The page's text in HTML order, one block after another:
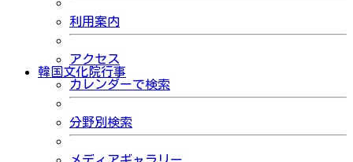
利用案内
アクセス
韓国文化院行事
カレンダーで検索
分野別検索